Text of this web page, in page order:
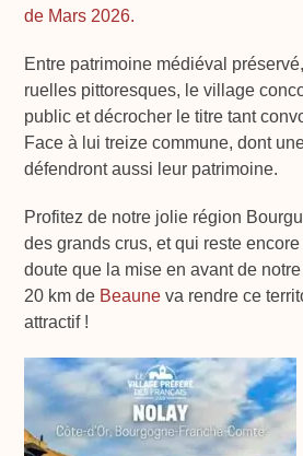
de Mars 2026.
Entre patrimoine médiéval
ruelles pittoresques, le village
public et décrocher le titre tant
Face à lui treize commune, dont
défendront aussi leur patrimoine.
Profitez de notre jolie région
des grands crus, et qui reste
doute que la mise en avant de
20 km de Beaune va rendre ce
attractif !